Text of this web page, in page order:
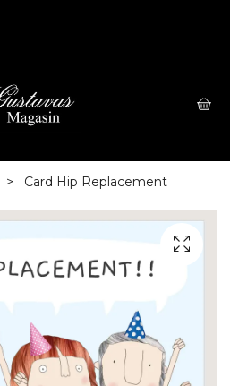
Card Hip Replacement